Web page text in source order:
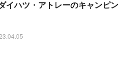
イハツ・アトレーのキャンピン